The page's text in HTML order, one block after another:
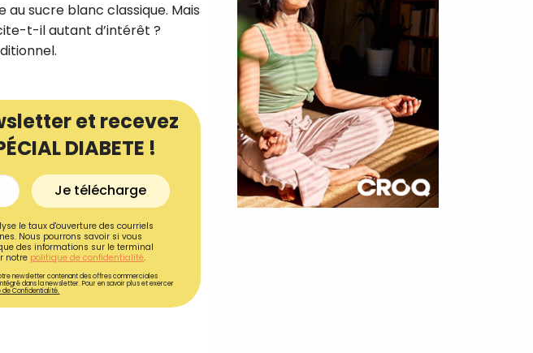
sucre blanc classique. Mais
t-il autant d’intérêt ?
et recevez
DIABETE !
Je télécharge
le taux d'ouverture des courriels
Nous pourrons savoir si vous
des informations sur le terminal
notre politique de confidentialité.
newsletter contenant des offres commerciales
dans la newsletter. Pour en savoir plus et exercer
de Confidentialité.
gratuitement 10
meilleures recettes
diabète !